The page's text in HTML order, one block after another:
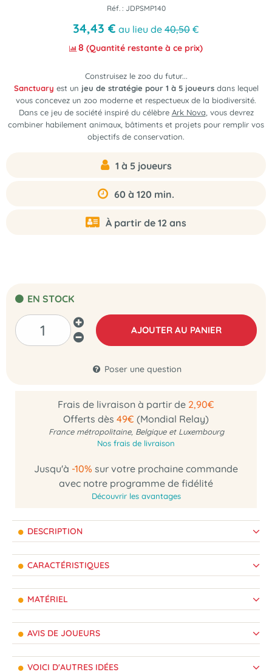
Réf. : JDPSMP140
34,43 € au lieu de 40,50 €
8 (Quantité restante à ce prix)
Construisez le zoo du futur...
Sanctuary est un jeu de stratégie pour 1 à 5 joueursdans lequel
vous concevez un zoo moderne et respectueux de la biodiversité.
Dans ce jeu de société inspiré du célèbre Ark Nova , vous devrez
combiner habilement animaux, bâtiments et projets pour remplir vos
objectifs de conservation.
1 à 5 joueurs
60 à 120 min.
À partir de 12 ans
EN STOCK
AJOUTER AU PANIER
Poser une question
Frais de livraison à partir de 2,90€
Offerts dès 49€ (Mondial Relay)
France métropolitaine, Belgique et Luxembourg
Nos frais de livraison
Jusqu'à -10% sur votre prochaine commande
avec notre programme de fidélité
Découvrir les avantages
DESCRIPTION
CARACTÉRISTIQUES
MATÉRIEL
AVIS DE JOUEURS
VOICI D'AUTRES IDÉES